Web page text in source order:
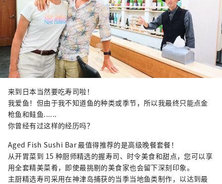
来到日本当然要吃寿司啦！
我爱鱼！但由于我不知道鱼的种类或季节，所以我最终只能点金
枪鱼和鲑鱼......
你曾经有过这样的经历吗？
Aged Fish Sushi Bar 最值得推荐的是高级晚餐套餐！
从开胃菜到 15 种厨师精选的握寿司、时令美食和甜点，您可以享
用全套精美菜肴，即使最挑剔的美食家也会留下深刻印象。
主厨精选寿司采用在神津岛捕获的当季当地鱼类制作，以达到最